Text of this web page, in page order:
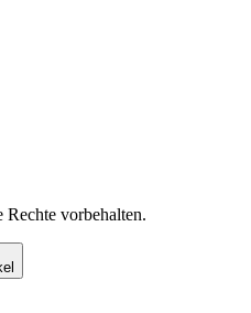
vorbehalten.